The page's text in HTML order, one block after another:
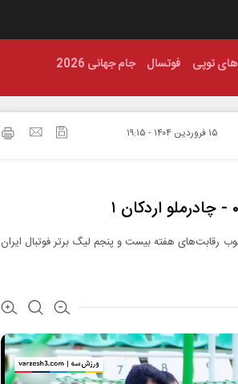
توپی فوتسال جام جهانی 2026
۱۵ فروردين ۱۴۰۴ - ۱۹:۱۵
رقابت‌های هفته بیست و پنجم لیگ برتر فوتبال ایران